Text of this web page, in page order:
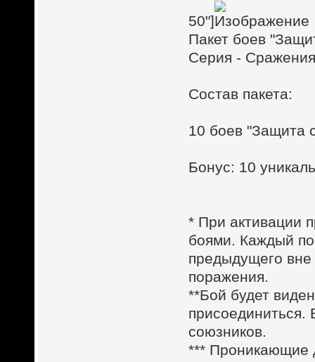
50"]
Пакет боев
Серия -
Состав пакета:
10 боев "Защита
Бонус: 10
* При активации
боями. Каждый
предыдущего вне
поражения.
**Бой будет
присоединиться.
союзников.
*** Проникающие